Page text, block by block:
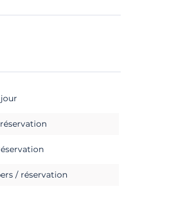
/ réservation